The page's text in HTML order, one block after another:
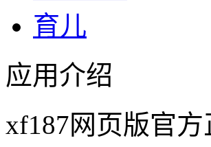
育儿
应用介绍
xf187网页版官